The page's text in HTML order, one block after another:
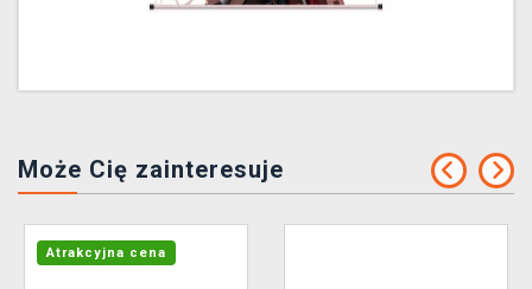
Może Cię zainteresuje
Atrakcyjna cena